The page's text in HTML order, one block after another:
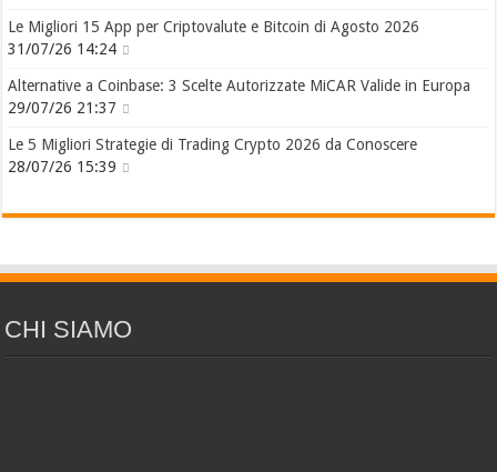
Le Migliori 15 App per Criptovalute e Bitcoin di Agosto 2026
31/07/26 14:24
Alternative a Coinbase: 3 Scelte Autorizzate MiCAR Valide in Europa
29/07/26 21:37
Le 5 Migliori Strategie di Trading Crypto 2026 da Conoscere
28/07/26 15:39
CHI SIAMO